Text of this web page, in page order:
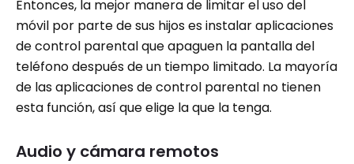
Entonces, la mejor manera de limitar el uso del
móvil por parte de sus hijos es instalar aplicaciones
de control parental que apaguen la pantalla del
teléfono después de un tiempo limitado. La mayoría
de las aplicaciones de control parental no tienen
esta función, así que elige la que la tenga.
Audio y cámara remotos